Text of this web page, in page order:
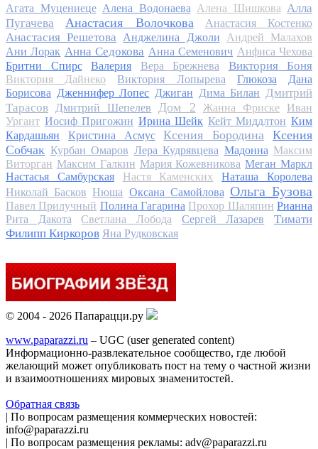
Агата Муцениеце Алена Водонаева Алена Шишкова Алла
Пугачева
Анастасия Волочкова Анастасия Костенко
Анастасия Решетова Анджелина Джоли
Андрей Малахов
Ани Лорак Анна Седокова Анна Семенович Анфиса Чехова
Бритни Спирс
Валерия Вера Брежнева Виктория Боня
Виктория Дайнеко Виктория Лопырева Глюкоза
Дана
Борисова Дженнифер Лопес Джиган Дима Билан Дмитрий
Тарасов
Дмитрий Шепелев Дом 2 Жанна Фриске
Иван
Ургант Иосиф Пригожин Ирина Шейк Кейт Миддлтон Ким
Кардашьян
Кристина Асмус Ксения Бородина
Ксения
Собчак Курбан Омаров Лера Кудрявцева Мадонна Максим
Виторган Максим Галкин Мария Кожевникова Меган Маркл
Настасья Самбурская
Настя Каменских
Наташа Королева
Николай Басков Нюша Оксана Самойлова Ольга Бузова
Павел Прилучный Полина Гагарина Прохор Шаляпин Рианна
Рита Дакота
Светлана Лобода Сергей Лазарев
Тимати
Филипп Киркоров Яна Рудковская
© 2004 - 2026 Папарацци.ру
www.paparazzi.ru – UGC (user generated content)
Информационно-развлекательное сообщество, где любой
желающий может опубликовать пост на тему о частной жизни
и взаимоотношениях мировых знаменитостей.
Обратная связь
| По вопросам размещения коммерческих новостей:
info@paparazzi.ru
| По вопросам размещения рекламы: adv@paparazzi.ru